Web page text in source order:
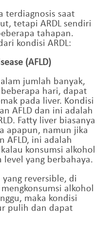
terdiagnosis saat
tetapi ARDL sendiri
tahapan.
kondisi ARDL:
(AFLD)
jumlah banyak,
hari, dapat
pada liver. Kondisi
AFLD dan ini adalah
Fatty liver biasanya
apapun, namun jika
AFLD, ini adalah
konsumsi alkohol
level yang berbahaya.
reversible, di
alkohol
maka kondisi
pulih dan dapat